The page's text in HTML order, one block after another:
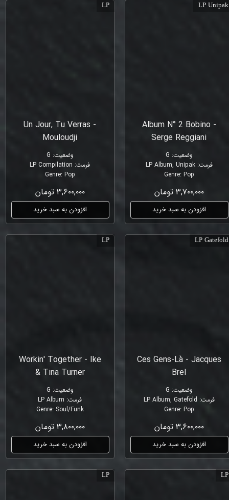
Album N° 2 Bobino -
Serge Reggiani
وضعیت:
G
فرمت:
LP Album, Unipak
Genre: Pop
۳,۷۰۰,۰۰۰ تومان
افزودن به سبد خرید
LP Unipak
Un Jour, Tu Verras -
Mouloudji
وضعیت:
G
فرمت:
LP Compilation
Genre: Pop
۳,۶۰۰,۰۰۰ تومان
افزودن به سبد خرید
LP
Ces Gens-Là - Jacques
Brel
وضعیت:
G
فرمت:
LP Album, Gatefold
Genre: Pop
۳,۶۰۰,۰۰۰ تومان
افزودن به سبد خرید
LP Gatefold
Workin' Together - Ike
& Tina Turner
وضعیت:
G
فرمت:
LP Album
Genre: Soul/Funk
۳,۸۰۰,۰۰۰ تومان
افزودن به سبد خرید
LP
LP
LP